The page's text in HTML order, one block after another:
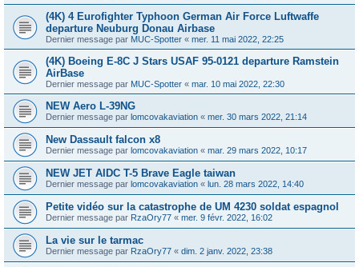
(4K) 4 Eurofighter Typhoon German Air Force Luftwaffe
departure Neuburg Donau Airbase
Dernier message par MUC-Spotter « mer. 11 mai 2022, 22:25
(4K) Boeing E-8C J Stars USAF 95-0121 departure Ramstein
AirBase
Dernier message par MUC-Spotter « mar. 10 mai 2022, 22:30
NEW Aero L-39NG
Dernier message par lomcovakaviation « mer. 30 mars 2022, 21:14
New Dassault falcon x8
Dernier message par lomcovakaviation « mar. 29 mars 2022, 10:17
NEW JET AIDC T-5 Brave Eagle taiwan
Dernier message par lomcovakaviation « lun. 28 mars 2022, 14:40
Petite vidéo sur la catastrophe de UM 4230 soldat espagnol
Dernier message par RzaOry77 « mer. 9 févr. 2022, 16:02
La vie sur le tarmac
Dernier message par RzaOry77 « dim. 2 janv. 2022, 23:38